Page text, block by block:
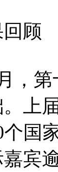
回顾
，
上
个国
宾